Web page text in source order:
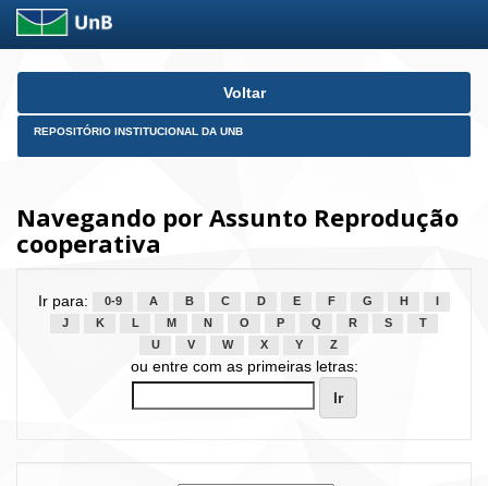
Skip
Voltar
REPOSITÓRIO INSTITUCIONAL DA UNB
Navegando por Assunto Reprodução
cooperativa
Ir para: 0-9 A B C D E F G H
J
K L M N O P Q R S
T
U
V W X Y Z
ou entre com as primeiras letras: